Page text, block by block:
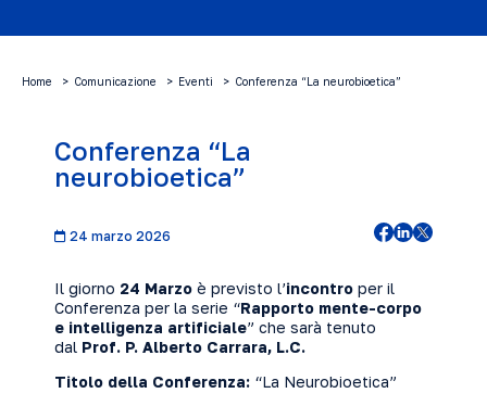
Home Comunicazione Eventi Conferenza “La neurobioetica”
Conferenza “La
neurobioetica”
24 marzo 2026
Il giorno 24 Marzo è previsto l’incontro per il
Conferenza per la serie “Rapporto mente-corpo
e intelligenza artificiale” che sarà tenuto
dal Prof. P. Alberto Carrara, L.C.
Titolo della Conferenza: “La Neurobioetica”